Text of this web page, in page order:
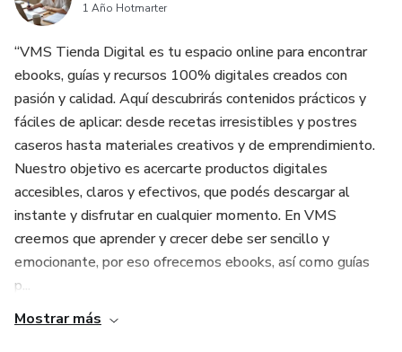
1 Año Hotmarter
“VMS Tienda Digital es tu espacio online para encontrar
ebooks, guías y recursos 100% digitales creados con
pasión y calidad. Aquí descubrirás contenidos prácticos y
fáciles de aplicar: desde recetas irresistibles y postres
caseros hasta materiales creativos y de emprendimiento.
Nuestro objetivo es acercarte productos digitales
accesibles, claros y efectivos, que podés descargar al
instante y disfrutar en cualquier momento. En VMS
creemos que aprender y crecer debe ser sencillo y
emocionante, por eso ofrecemos ebooks, así como guías
p...
Mostrar más